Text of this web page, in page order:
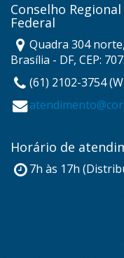
Conselho
Federal
Quadra 304
Brasília - DF, CEP:
(61) 2102-3754
Horário de
7h às 17h